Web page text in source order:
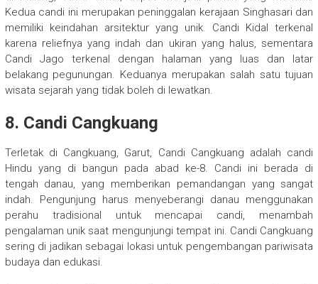
Kedua candi ini merupakan peninggalan kerajaan Singhasari dan
memiliki keindahan arsitektur yang unik. Candi Kidal terkenal
karena reliefnya yang indah dan ukiran yang halus, sementara
Candi Jago terkenal dengan halaman yang luas dan latar
belakang pegunungan. Keduanya merupakan salah satu tujuan
wisata sejarah yang tidak boleh di lewatkan.
8. Candi Cangkuang
Terletak di Cangkuang, Garut, Candi Cangkuang adalah candi
Hindu yang di bangun pada abad ke-8. Candi ini berada di
tengah danau, yang memberikan pemandangan yang sangat
indah. Pengunjung harus menyeberangi danau menggunakan
perahu tradisional untuk mencapai candi, menambah
pengalaman unik saat mengunjungi tempat ini. Candi Cangkuang
sering di jadikan sebagai lokasi untuk pengembangan pariwisata
budaya dan edukasi.